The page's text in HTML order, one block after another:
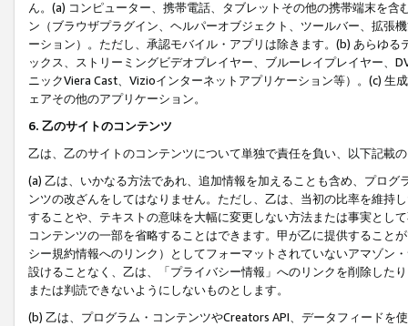
ん。(a) コンピューター、携帯電話、タブレットその他の携帯端末を
ン（ブラウザプラグイン、ヘルパーオブジェクト、ツールバー、拡張
ーション）。ただし、承認モバイル・アプリは除きます。(b) あらゆ
ックス、ストリーミングビデオプレイヤー、ブルーレイプレイヤー、
ニックViera Cast、Vizioインターネットアプリケーション等）。(c)
ェアその他のアプリケーション。
6. 乙のサイトのコンテンツ
乙は、乙のサイトのコンテンツについて単独で責任を負い、以下記載
(a) 乙は、いかなる方法であれ、追加情報を加えることも含め、プロ
ンツの改ざんをしてはなりません。ただし、乙は、当初の比率を維持
することや、テキストの意味を大幅に変更しない方法または事実とし
コンテンツの一部を省略することはできます。甲が乙に提供すること
シー規約情報へのリンク）としてフォーマットされていないアマゾン
設けることなく、乙は、「プライバシー情報」へのリンクを削除した
または判読できないようにしないものとします。
(b) 乙は、プログラム・コンテンツやCreators API、データフィード